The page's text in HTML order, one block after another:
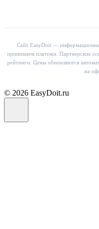
Сайт EasyDoit —
принимаем платежи. Партнерские
рейтинги. Цены обновляются
на
© 2026 EasyDoit.ru